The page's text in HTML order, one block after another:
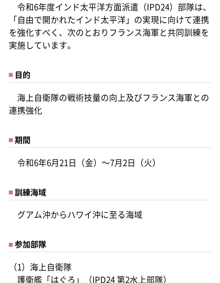
令和6年度インド太平洋方面派遣（IPD24）部隊は、
「自由で開かれたインド太平洋」の実現に向けて連携
を強化すべく、次のとおりフランス海軍と共同訓練を
実施しています。
目的
海上自衛隊の戦術技量の向上及びフランス海軍との
連携強化
期間
令和6年6月21日（金）～7月2日（火）
訓練海域
グアム沖からハワイ沖に至る海域
参加部隊
（1）海上自衛隊
護衛艦「はぐろ」（IPD24 第2水上部隊）